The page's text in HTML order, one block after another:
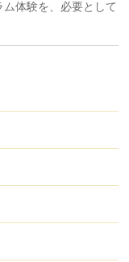
体験を、必要として